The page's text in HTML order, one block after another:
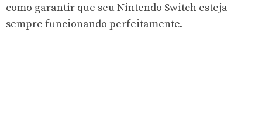
como garantir que seu Nintendo Switch esteja
sempre funcionando perfeitamente.